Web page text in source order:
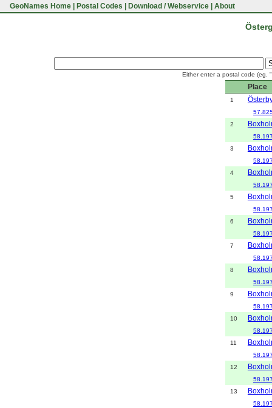
GeoNames Home Postal Codes Download / Webservice About
Either enter a postal code (eg.
Place
1
2
3
4
5
6
7
8
9
10
11
12
13